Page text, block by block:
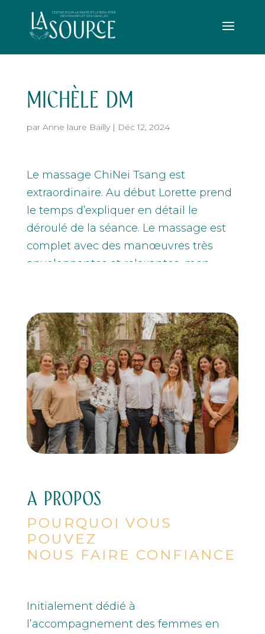
MICHÈLE DM
par Anne laure Bailly| Déc 12, 2024
Le massage ChiNei Tsang est
extraordinaire. Au début Lorette prend
le temps d’expliquer en détail le
déroulé de la séance. Le massage est
complet avec des manœuvres très
enveloppantes et relaxantes, mon
A PROPOS
POURQUOI VOUS
POUVEZ
NOUS FAIRE CONFIANCE
Initialement dédié à
l’accompagnement des femmes en